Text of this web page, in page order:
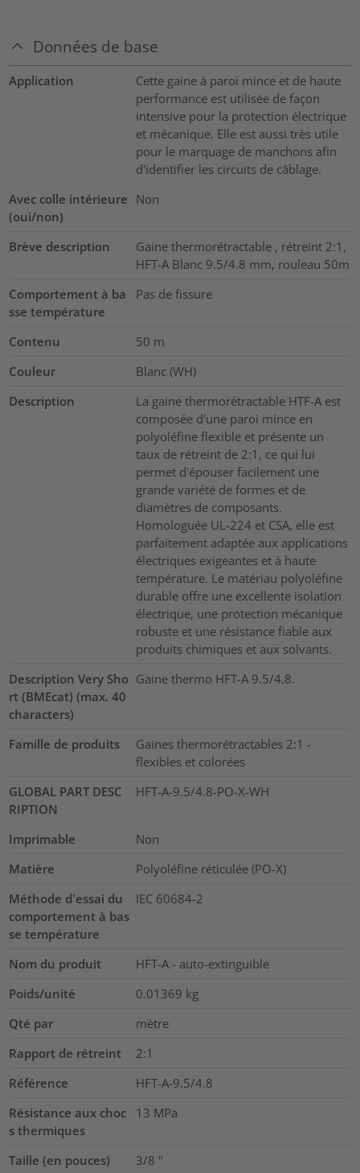
Données de base
Application
Cette gaine à paroi mince et de haute
performance est utilisée de façon
intensive pour la protection électrique
et mécanique. Elle est aussi très utile
pour le marquage de manchons afin
d'identifier les circuits de câblage.
Avec colle intérieure
(oui/non)
Non
Brève description
Gaine thermorétractable , rétreint 2:1,
HFT-A Blanc 9.5/4.8 mm, rouleau 50m
Comportement à ba
sse température
Pas de fissure
Contenu 50 m
Couleur
Blanc (WH)
Description
La gaine thermorétractable HTF-A est
composée d'une paroi mince en
polyoléfine flexible et présente un
taux de rétreint de 2:1, ce qui lui
permet d'épouser facilement une
grande variété de formes et de
diamètres de composants.
Homologuée UL-224 et CSA, elle est
parfaitement adaptée aux applications
électriques exigeantes et à haute
température. Le matériau polyoléfine
durable offre une excellente isolation
électrique, une protection mécanique
robuste et une résistance fiable aux
produits chimiques et aux solvants.
Description Very Sho
rt (BMEcat) (max. 40
characters)
Gaine thermo HFT-A 9.5/4.8.
Famille de produits
Gaines thermorétractables 2:1 -
flexibles et colorées
GLOBAL PART DESC
RIPTION
HFT-A-9.5/4.8-PO-X-WH
Imprimable
Non
Matière
Polyoléfine réticulée (PO-X)
Méthode d'essai du
comportement à bas
se température
IEC 60684-2
Nom du produit
HFT-A - auto-extinguible
Poids/unité
0.01369 kg
Qté par
mètre
Rapport de rétreint
2:1
Référence
HFT-A-9.5/4.8
Résistance aux choc
s thermiques
13 MPa
Taille (en pouces) 3/8 "